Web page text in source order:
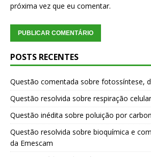
próxima vez que eu comentar.
POSTS RECENTES
Questão comentada sobre fotossíntese,
Questão resolvida sobre respiração
Questão inédita sobre poluição por
Questão resolvida sobre bioquímica e
da Emescam